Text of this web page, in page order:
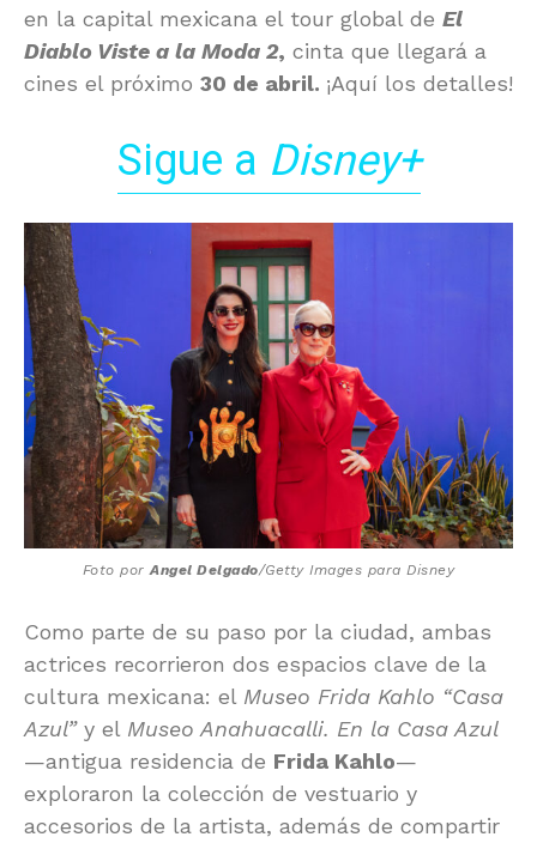
en la capital mexicana el tour global de El
Diablo Viste a la Moda 2, cinta que llegará a
cines el próximo 30 de abril. ¡Aquí los detalles!
Sigue a Disney+
Foto porAngel Delgado/Getty Images para Disney
Como parte de su paso por la ciudad, ambas
actrices recorrieron dos espacios clave de la
cultura mexicana: el Museo Frida Kahlo “Casa
Azul” y el Museo Anahuacalli. En la Casa Azul
—antigua residencia de Frida Kahlo—
exploraron la colección de vestuario y
accesorios de la artista, además de compartir